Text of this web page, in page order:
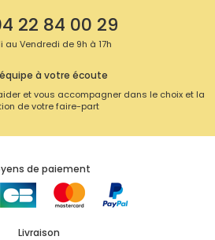
22 84 00 29
au Vendredi de 9h à 17h
à votre écoute
et vous accompagner dans le choix et la
de votre faire-part
de paiement
Livraison